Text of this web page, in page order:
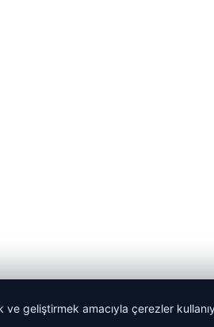
ve geliştirmek amacıyla çerezler